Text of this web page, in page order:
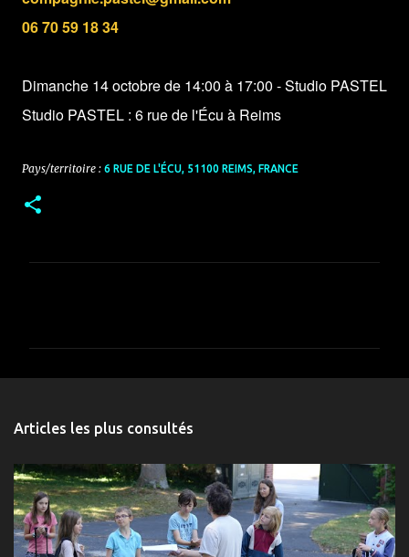
06 70 59 18 34
Dimanche 14 octobre de 14:00 à 17:00 - Studio PASTEL
Studio PASTEL : 6 rue de l'Écu à Reims
Pays/territoire : 6 RUE DE L'ÉCU, 51100 REIMS, FRANCE
n
a
i
r
e
Articles les plus consultés